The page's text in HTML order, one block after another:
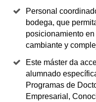
Personal
bodega, que
posicionamiento
cambiante y
Este máster da
alumnado
Programas de
Empresarial,